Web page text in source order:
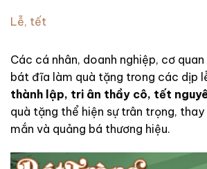
Lễ, tết
Các cá nhân, doanh nghiệp, cơ
bát đĩa làm quà tặng trong các dịp
thành lập, tri ân thầy cô, tết
quà tặng thể hiện sự trân trọng,
mắn và quảng bá thương hiệu.